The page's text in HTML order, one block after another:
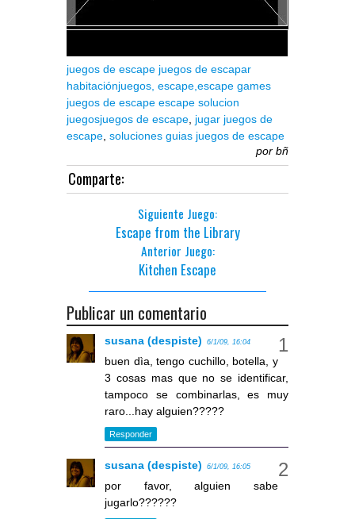
juegos de escape juegos de escapar
habitaciónjuegos, escape,escape games
juegos de escape escape solucion
juegosjuegos de escape, jugar juegos de
escape, soluciones guias juegos de escape
por bñ
Comparte:
Siguiente Juego:
Escape from the Library
Anterior Juego:
Kitchen Escape
Publicar un comentario
susana (despiste) 6/1/09, 16:04
buen dìa, tengo cuchillo, botella, y
3 cosas mas que no se identificar,
tampoco se combinarlas, es muy
raro...hay alguien?????
Responder
susana (despiste) 6/1/09, 16:05
por favor, alguien sabe
jugarlo??????